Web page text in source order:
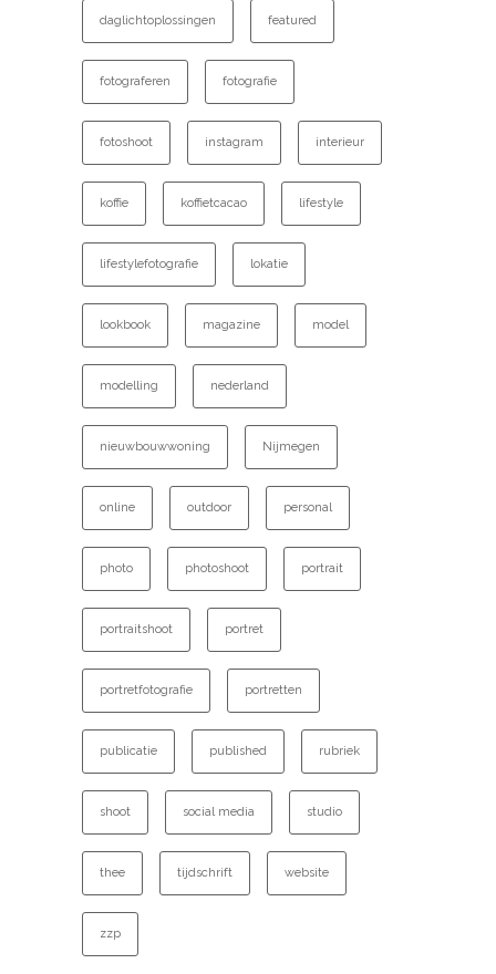
daglichtoplossingen featured
fotograferen fotografie
fotoshoot instagram interieur
koffie koffietcacao lifestyle
lifestylefotografie lokatie
lookbook magazine model
modelling nederland
nieuwbouwwoning Nijmegen
online outdoor personal
photo photoshoot portrait
portraitshoot portret
portretfotografie portretten
publicatie published rubriek
shoot social media studio
thee tijdschrift website
zzp